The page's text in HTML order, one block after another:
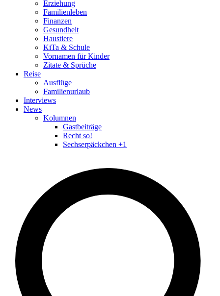
Erziehung
Familienleben
Finanzen
Gesundheit
Haustiere
KiTa & Schule
Vornamen für Kinder
Zitate & Sprüche
Reise
Ausflüge
Familienurlaub
Interviews
News
Kolumnen
Gastbeiträge
Recht so!
Sechserpäckchen +1